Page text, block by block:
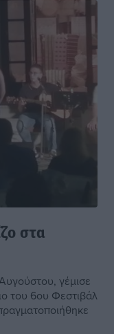
στα
γέμισε
του 6ου Φεστιβάλ